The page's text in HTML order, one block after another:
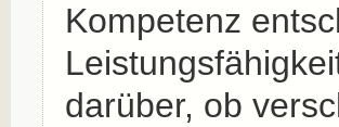
Kompetenz
darüber, ob